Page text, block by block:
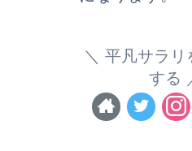
平凡サラリ
する